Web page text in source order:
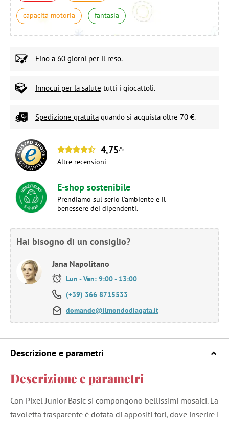
capacità motoria fantasia
Fino a 60 giorni per il reso.
Innocui per la salute tutti i giocattoli.
Spedizione gratuita quando si acquista oltre 70 €.
4,75/5
Altre recensioni
E-shop sostenibile
Prendiamo sul serio l'ambiente e il
benessere dei dipendenti.
Hai bisogno di un consiglio?
Jana Napolitano
Lun - Ven: 9:00 - 13:00
(+39) 366 8715533
domande@ilmondodiagata.it
Descrizione e parametri
Descrizione e parametri
Con Pixel Junior Basic si compongono bellissimi mosaici. La
tavoletta trasparente è dotata di appositi fori, dove inserire i